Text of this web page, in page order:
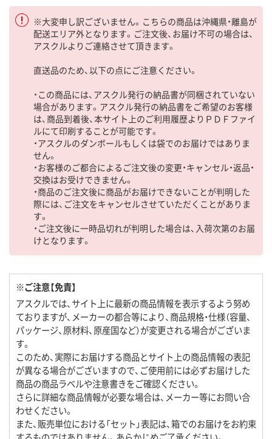
※大変申し訳ございません。こちらの商品は沖縄県・離島が
配送エリア外となります。ご注文後、お届け不可の場合は、
アスクルよりご連絡させて頂きます。
直送品のため、以下の点にご注意ください。
・この商品には、アスクル発行の納品書が同梱されていない
場合があります。アスクル発行の納品書をご希望のお客様
は、商品到着後、本サイト上のご利用履歴よりＰＤＦファイ
ルにて印刷することが可能です。
・アスクルのダンボールもしくは袋でのお届けではありま
せん。
・お客様のご都合によるご注文後の変更・キャンセル・返品・
交換はお受けできません。
・商品のご注文後に商品がお届けできないことが判明した
際には、ご注文をキャンセルさせていただくことがありま
す。
・ご注文後に一時品切れが判明した場合は、入荷次第のお届
けとなります。
※ご注意【免責】
アスクルでは、サイト上に最新の商品情報を表示するよう努め
ておりますが、メーカーの都合等により、商品規格・仕様（容量、
パッケージ、原材料、原産国など）が変更される場合がございま
す。
このため、実際にお届けする商品とサイト上の商品情報の表記
が異なる場合がございますので、ご使用前には必ずお届けした
商品の商品ラベルや注意書きをご確認ください。
さらに詳細な商品情報が必要な場合は、メーカー等にお問い合
わせください。
また、販売単位における「セット」表記は、箱でのお届けをお約束